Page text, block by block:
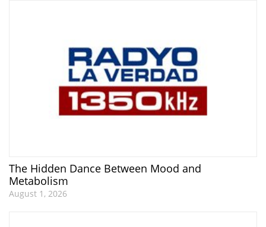
The Hidden Dance Between Mood and
Metabolism
August 1, 2026